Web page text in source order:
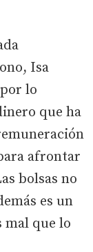
Isa
lo
que ha
afrontar
bolsas no
es un
mal que lo